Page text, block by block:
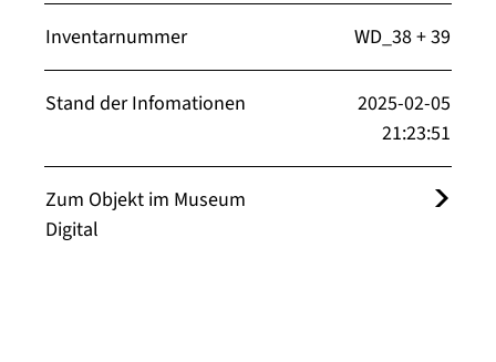
Inventarnummer WD_38 + 39
Stand der Infomationen
2025-02-05
21:23:51
Zum Objekt im Museum
Digital